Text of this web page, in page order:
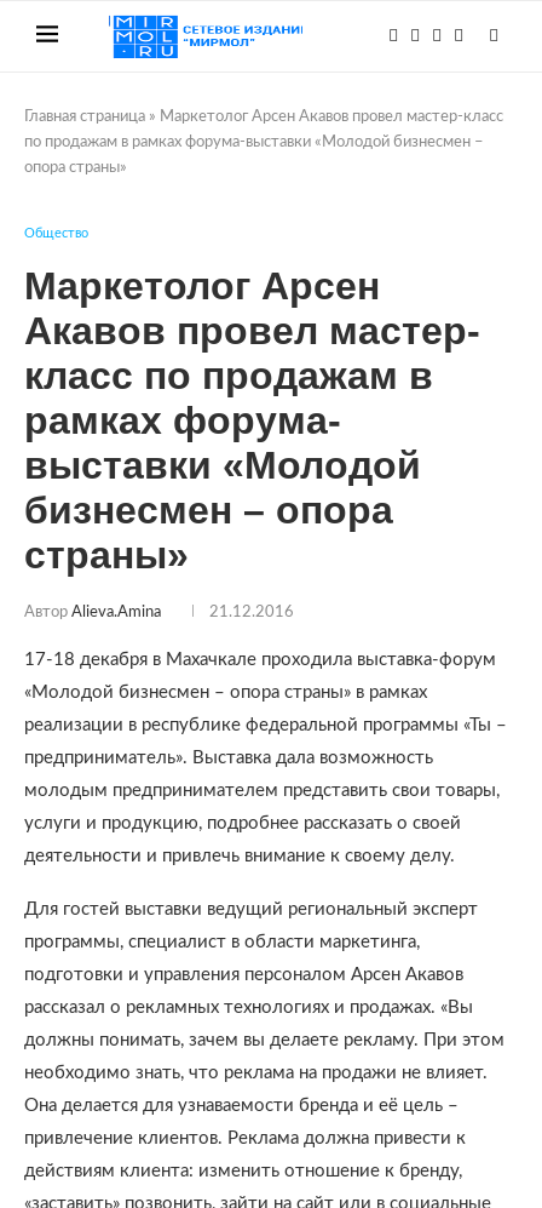
Главная страница » Маркетолог Арсен Акавов провел мастер-класс
по продажам в рамках форума-выставки «Молодой бизнесмен –
опора страны»
Общество
Маркетолог Арсен
Акавов провел мастер-
класс по продажам в
рамках форума-
выставки «Молодой
бизнесмен – опора
страны»
Автор Alieva.amina 21.12.2016
17-18 декабря в Махачкале проходила выставка-форум
«Молодой бизнесмен – опора страны» в рамках
реализации в республике федеральной программы «Ты –
предприниматель». Выставка дала возможность
молодым предпринимателем представить свои товары,
услуги и продукцию, подробнее рассказать о своей
деятельности и привлечь внимание к своему делу.
Для гостей выставки ведущий региональный эксперт
программы, специалист в области маркетинга,
подготовки и управления персоналом Арсен Акавов
рассказал о рекламных технологиях и продажах. «Вы
должны понимать, зачем вы делаете рекламу. При этом
необходимо знать, что реклама на продажи не влияет.
Она делается для узнаваемости бренда и её цель –
привлечение клиентов. Реклама должна привести к
действиям клиента: изменить отношение к бренду,
«заставить» позвонить, зайти на сайт или в социальные